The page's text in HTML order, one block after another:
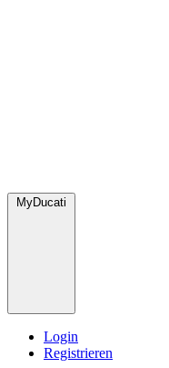
MyDucati
Login
Registrieren